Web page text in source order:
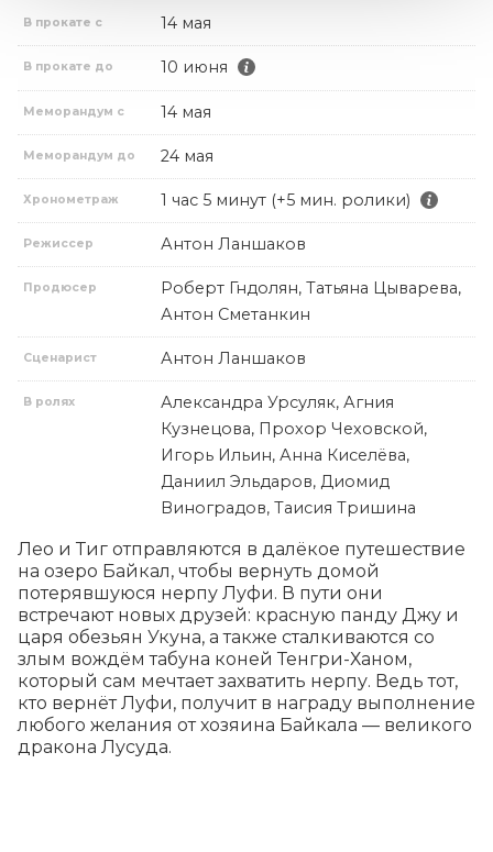
В прокате с 14 мая
В прокате до 10 июня
Меморандум с 14 мая
Меморандум до 24 мая
Хронометраж 1 час 5 минут (+5 мин. ролики)
Режиссер Антон Ланшаков
Продюсер
Роберт Гндолян, Татьяна Цыварева,
Антон Сметанкин
Сценарист Антон Ланшаков
В ролях
Александра Урсуляк, Агния
Кузнецова, Прохор Чеховской,
Игорь Ильин, Анна Киселёва,
Даниил Эльдаров, Диомид
Виноградов, Таисия Тришина
Лео и Тиг отправляются в далёкое путешествие
на озеро Байкал, чтобы вернуть домой
потерявшуюся нерпу Луфи. В пути они
встречают новых друзей: красную панду Джу и
царя обезьян Укуна, а также сталкиваются со
злым вождём табуна коней Тенгри-Ханом,
который сам мечтает захватить нерпу. Ведь тот,
кто вернёт Луфи, получит в награду выполнение
любого желания от хозяина Байкала — великого
дракона Лусуда.